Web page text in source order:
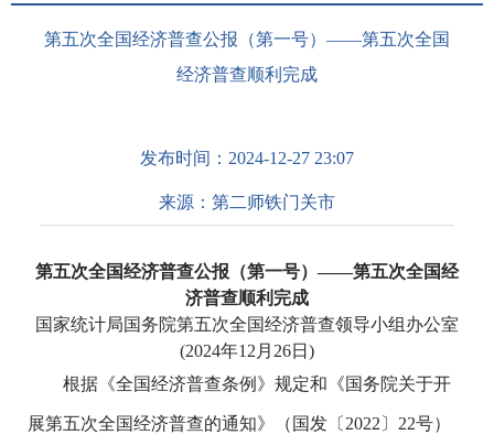
第五次全国经济普查公报（第一号）——第五次全国
经济普查顺利完成
发布时间： 2024-12-27 23:07
来源： 第二师铁门关市
第五次全国经济普查公报（第一号）——第五次全国经
济普查顺利完成
国家统计局国务院第五次全国经济普查领导小组办公室
(2024年12月26日)
根据《全国经济普查条例》规定和《国务院关于开
展第五次全国经济普查的通知》（国发〔2022〕22号）